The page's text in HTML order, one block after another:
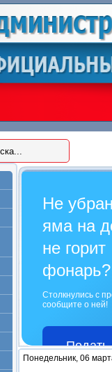
Не
яма на
не горит
фонарь?
Столкнулись с
сообщите о ней!
Подать
Понедельник, 06